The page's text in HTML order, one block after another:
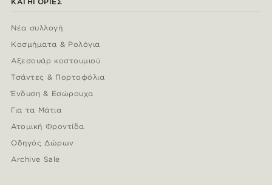
Νέα συλλογή
Κοσμήματα & Ρολόγια
Αξεσουάρ κοστουμιού
Τσάντες & Πορτοφόλια
Ένδυση & Εσώρουχα
Για τα Μάτια
Ατομική Φροντίδα
Οδηγός Δώρων
Archive Sale